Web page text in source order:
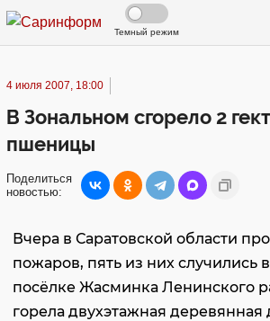
Темный режим
4 июля 2007, 18:00
В Зональном сгорело 2
пшеницы
Поделиться
новостью:
Вчера в Саратовской области
пожаров, пять из них случились
посёлке Жасминка Ленинского
горела двухэтажная деревянная